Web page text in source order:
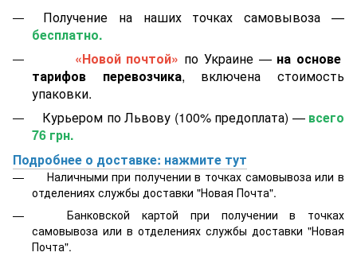
Получение на наших точках самовывоза —
бесплатно.
«Новой почтой» по Украине — на основе
тарифов перевозчика, включена стоимость
упаковки.
Курьером по Львову (100% предоплата) — всего
76 грн.
Подробнее о доставке: нажмите тут
Наличными при получении в точках самовывоза или в
отделениях службы доставки "Новая Почта".
Банковской картой при получении в точках
самовывоза или в отделениях службы доставки "Новая
Почта".